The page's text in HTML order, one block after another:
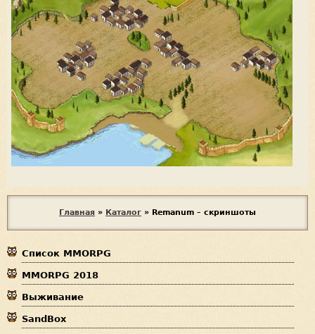
ы
з
д
е
с
Главная » Каталог » Remanum – скриншоты
Список MMORPG
MMORPG 2018
Выживание
SandBox